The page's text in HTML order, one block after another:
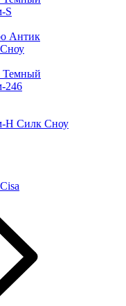
S
Антик
Темный
246
Н Силк Сноу